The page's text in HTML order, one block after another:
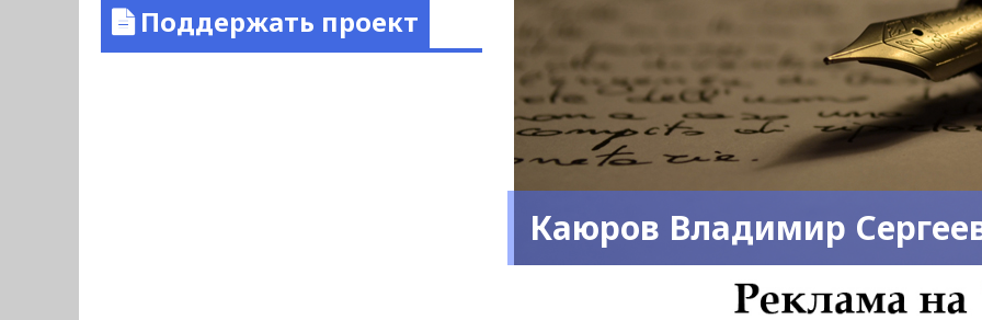
Каюров Владимир
Поддержать проект